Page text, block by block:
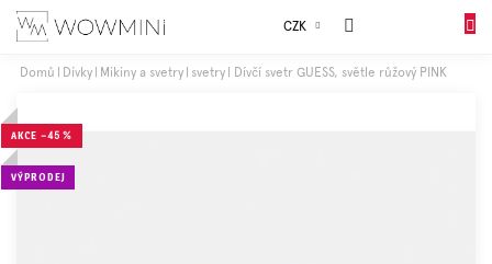
Přejít
CZK
KOŠÍK
Sales
Domů Dívky Mikiny a svetry svetry Dívčí svetr GUESS, světle růžový PINK
AKCE –45 %
VÝPRODEJ